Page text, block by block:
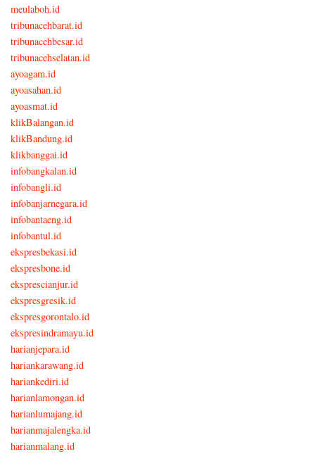
meulaboh.id
tribunacehbarat.id
tribunacehbesar.id
tribunacehselatan.id
ayoagam.id
ayoasahan.id
ayoasmat.id
klikBalangan.id
klikBandung.id
klikbanggai.id
infobangkalan.id
infobangli.id
infobanjarnegara.id
infobantaeng.id
infobantul.id
ekspresbekasi.id
ekspresbone.id
eksprescianjur.id
ekspresgresik.id
ekspresgorontalo.id
ekspresindramayu.id
harianjepara.id
hariankarawang.id
hariankediri.id
harianlamongan.id
harianlumajang.id
harianmajalengka.id
harianmalang.id